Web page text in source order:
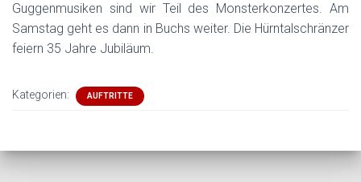
Guggenmusiken sind wir Teil des Monsterkonzertes. Am
Samstag geht es dann in Buchs weiter. Die Hürntalschränzer
feiern 35 Jahre Jubiläum.
Kategorien: AUFTRITTE